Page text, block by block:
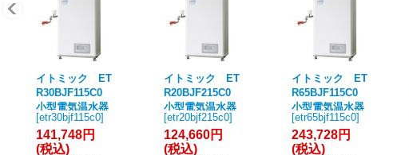
イトミック ET
R30BJF115C0
小型電気温水器
ETRシリーズ 単
相100V 1.5kW
貯湯量30L 開放
[etr30bjf115c0]
141,748円
(税込)
イトミック ET
R20BJF215C0
小型電気温水器
ETRシリーズ 単
相200V 1.5kW
貯湯量20L 開放
[etr20bjf215c0]
124,660円
(税込)
イトミック ET
R65BJF115C0
小型電気温水器
ETRシリーズ 単
相100V 1.5kW
貯湯量65L 開放
[etr65bjf115c0]
243,728円
(税込)